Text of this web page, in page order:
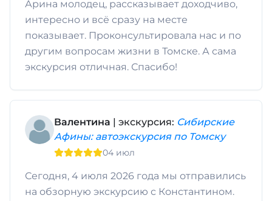
Арина молодец, рассказывает доходчиво,
интересно и всё сразу на месте
показывает. Проконсультировала нас и по
другим вопросам жизни в Томске. А сама
экскурсия отличная. Спасибо!
Валентина | экскурсия: Сибирские
Афины: автоэкскурсия по Томску
04 июл
Сегодня, 4 июля 2026 года мы отправились
на обзорную экскурсию с Константином.